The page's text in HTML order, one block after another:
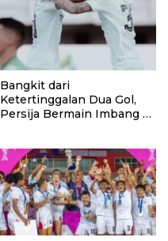
Bangkit dari
Ketertinggalan Dua Gol,
Persija Bermain Imbang 2-